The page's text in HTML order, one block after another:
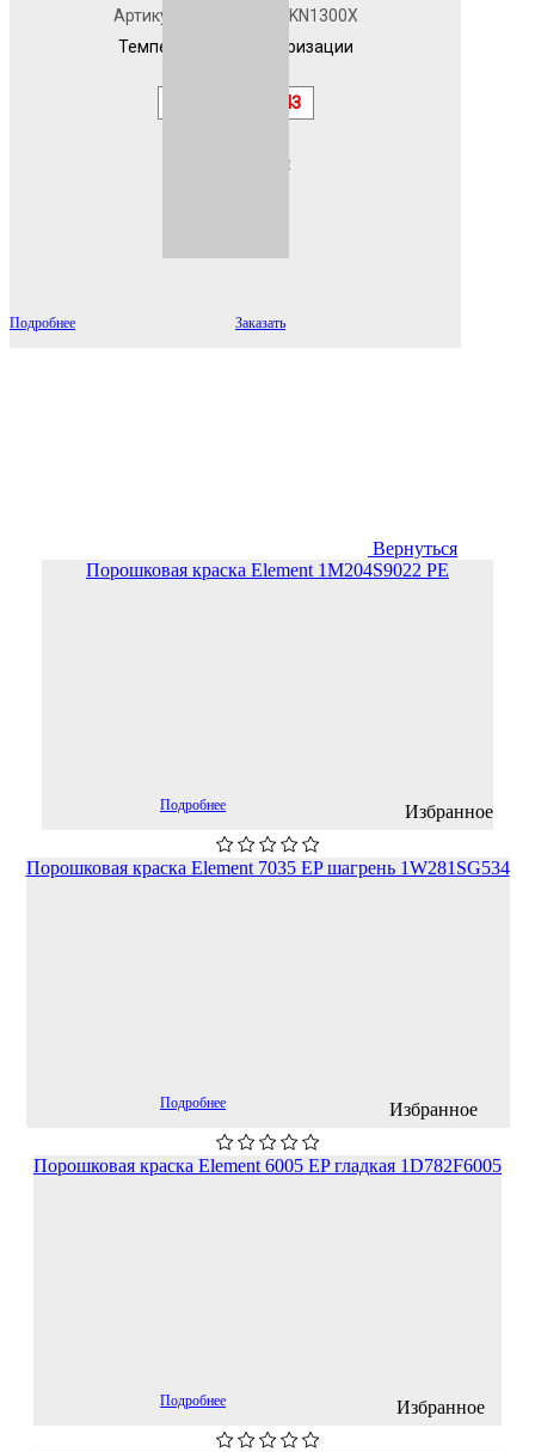
Артикул
7043PEKN1300X
Температура полимеризации
7043
гладкая
Подробнее Заказать
Вернуться
Порошковая краска Element 1M204S9022 PE
Избранное
Подробнее
Порошковая краска Element 7035 EP шагрень 1W281SG534
Избранное
Подробнее
Порошковая краска Element 6005 EP гладкая 1D782F6005
Избранное
Подробнее